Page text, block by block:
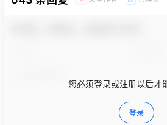
您必须登录或注册以后才
登录